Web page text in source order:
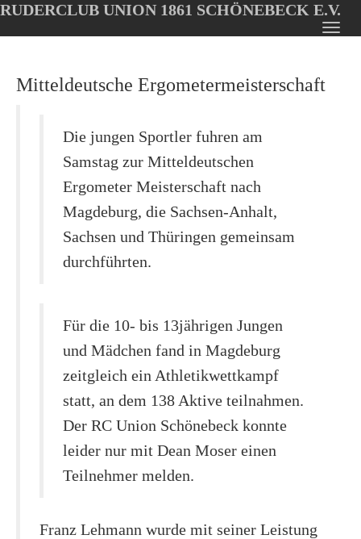
Oops, an error occurred! Code: 202608051659317209b743
main
RUDERCLUB UNION 1861 SCHÖNEBECK E.V.
Mitteldeutsche Ergometermeisterschaft
Die jungen Sportler fuhren am
Samstag zur Mitteldeutschen
Ergometer Meisterschaft nach
Magdeburg, die Sachsen-Anhalt,
Sachsen und Thüringen gemeinsam
durchführten.
Für die 10- bis 13jährigen Jungen
und Mädchen fand in Magdeburg
zeitgleich ein Athletikwettkampf
statt, an dem 138 Aktive teilnahmen.
Der RC Union Schönebeck konnte
leider nur mit Dean Moser einen
Teilnehmer melden.
Franz Lehmann wurde mit seiner Leistung